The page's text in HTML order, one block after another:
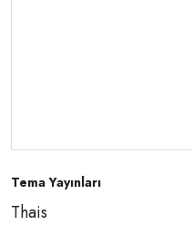
Tema Yayınları
Thais